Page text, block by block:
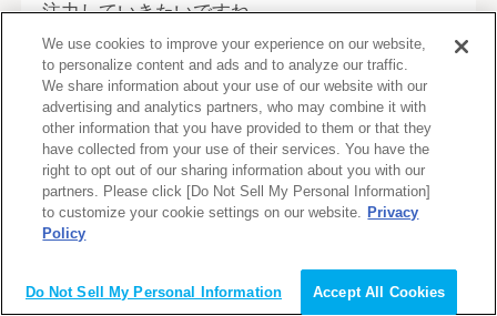
注力していきたいですね。
長期的なところでいえば視覚障害のある方が就
労を通じて自己実現をしていける社会、もっと
言えば障がいの有無に関わらず誰もが自分の強
みを活かして自己実現ができる社会を作ってい
きたいと考えています。
事例ももっと広めていきたいですね。マイナビ
We use cookies to improve your experience on our website,
to personalize content and ads and to analyze our traffic.
We share information about your use of our website with our
advertising and analytics partners, who may combine it with
other information that you have provided to them or that they
have collected from your use of their services. You have the
right to opt out of our sharing information about you with our
partners. Please click [Do Not Sell My Personal Information]
to customize your cookie settings on our website. Privacy
Policy
Do Not Sell My Personal Information Accept All Cookies